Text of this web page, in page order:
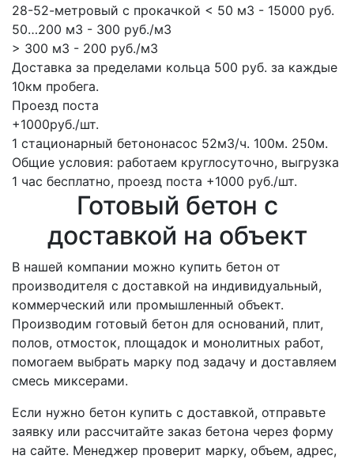
28-52-метровый с прокачкой < 50 м3 - 15000 руб.
50…200 м3 - 300 руб./м3
> 300 м3 - 200 руб./м3
Доставка за пределами кольца 500 руб. за каждые
10км пробега.
Проезд поста
+1000руб./шт.
1 стационарный бетононасос 52м3/ч. 100м. 250м.
Общие условия: работаем круглосуточно, выгрузка
1 час бесплатно, проезд поста +1000 руб./шт.
Готовый бетон с
доставкой на объект
В нашей компании можно купить бетон от
производителя с доставкой на индивидуальный,
коммерческий или промышленный объект.
Производим готовый бетон для оснований, плит,
полов, отмосток, площадок и монолитных работ,
помогаем выбрать марку под задачу и доставляем
смесь миксерами.
Если нужно бетон купить с доставкой, отправьте
заявку или рассчитайте заказ бетона через форму
на сайте. Менеджер проверит марку, объем, адрес,